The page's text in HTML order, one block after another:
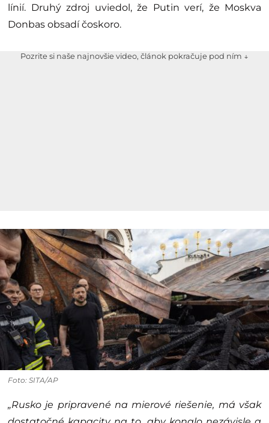
línií. Druhý zdroj uviedol, že Putin verí, že Moskva
Donbas obsadí čoskoro.
Pozrite si naše najnovšie video, článok pokračuje pod ním ↓
Foto: SITA/AP
„Rusko je pripravené na mierové riešenie, má však